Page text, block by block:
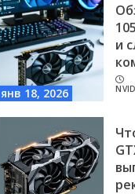
янв 18, 2026
и